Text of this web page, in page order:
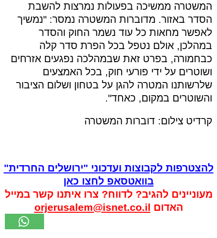
המשטרה ממשיכה בפעולות נמרצות להשבת
הסדר באזור. מדוברות המשטרה נמסר: "נמשיך
לאפשר מחאות כל עוד נשמר החוק והסדר
במהלכן, אולם נטפל בכל הפרת סדר קלה
כבחמורה, בפרט זאת שבמהלכה נפגעים אזרחים
ושוטרים על ידי פורעי חוק, בכל האמצעים
שלרשותנו המטרה להגן על בטחון ושלום הציבור
והשוטרים במקום, כאחד".
קרדיט צילום: דוברות המשטרה
להצטרפות לקבוצות ועדכוני "ירושלים החרדית"
בוואטסאפ לחצו כאן
מעוניינים להגיב? לדווח? צרו איתנו קשר במייל
האדום orjerusalem@isnet.co.il